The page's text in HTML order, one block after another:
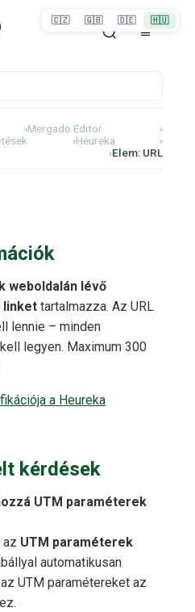
›Mergado Editor
›
›Heureka
›
›Elem: URL
weboldalán lévő
linket tartalmazza. Az URL
lennie – minden
legyen. Maximum 300
a Heureka
kérdések
UTM paraméterek
az UTM paraméterek
automatikusan
UTM paramétereket az
🇨🇿 🇬🇧 🇩🇪 🇭🇺